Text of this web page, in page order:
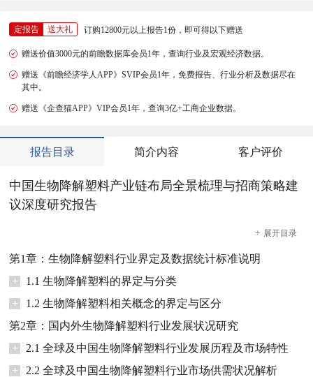
定报告 送大礼 订购12800元以上报告1份，即可得以下赠送
赠送价值3000元的前瞻数据库会员1年，查询行业及宏观经济数据。
赠送《前瞻经济学人APP》SVIP会员1年，免费报告、行业分析及数据尽在
其中。
赠送《企查猫APP》VIP会员1年，查询3亿+工商企业数据。
报告目录 简介内容 客户评价
中国生物降解塑料产业链布局全景梳理与招商策略建
议深度研究报告
+ 展开目录
第1章：生物降解塑料行业界定及数据统计标准说明
+
1.1 生物降解塑料的界定与分类
+
1.2 生物降解塑料相关概念的界定与区分
第2章：国内外生物降解塑料行业发展状况研究
+
2.1 全球及中国生物降解塑料行业发展历程及市场特性
+
2.2 全球及中国生物降解塑料行业市场供需状况解析